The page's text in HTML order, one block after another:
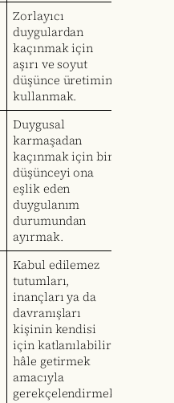
Zorlayıcı
duygulardan
kaçınmak için
aşırı ve soyut
düşünce üretimini
kullanmak.
Duygusal
karmaşadan
kaçınmak için bir
düşünceyi ona
eşlik eden
duygulanım
durumundan
ayırmak.
Kabul edilemez
tutumları,
inançları ya da
davranışları
kişinin kendisi
için katlanılabilir
hâle getirmek
amacıyla
gerekçelendirmek.